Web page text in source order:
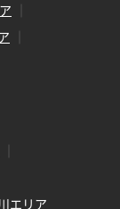
エリア